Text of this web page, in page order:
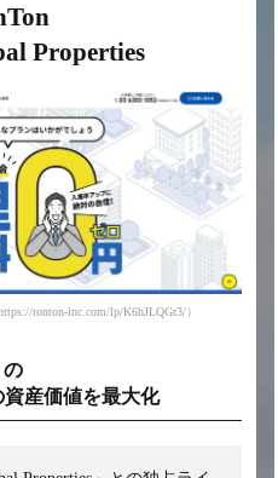
Properties
tonton-inc.com/lp/K6hJLQGr3/）
の
産価値を最大化